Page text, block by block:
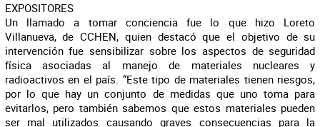
EXPOSITORES
Un llamado a tomar conciencia fue lo que hizo Loreto
Villanueva, de CCHEN, quien destacó que el objetivo de su
intervención fue sensibilizar sobre los aspectos de seguridad
física asociadas al manejo de materiales nucleares y
radioactivos en el país. “Este tipo de materiales tienen riesgos,
por lo que hay un conjunto de medidas que uno toma para
evitarlos, pero también sabemos que estos materiales pueden
ser mal utilizados causando graves consecuencias para la